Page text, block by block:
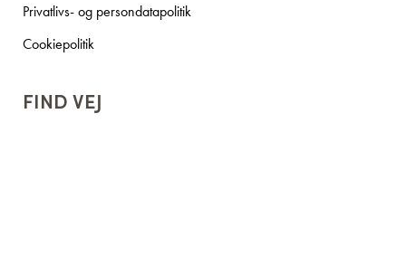
Privatlivs- og persondatapolitik
Cookiepolitik
FIND VEJ